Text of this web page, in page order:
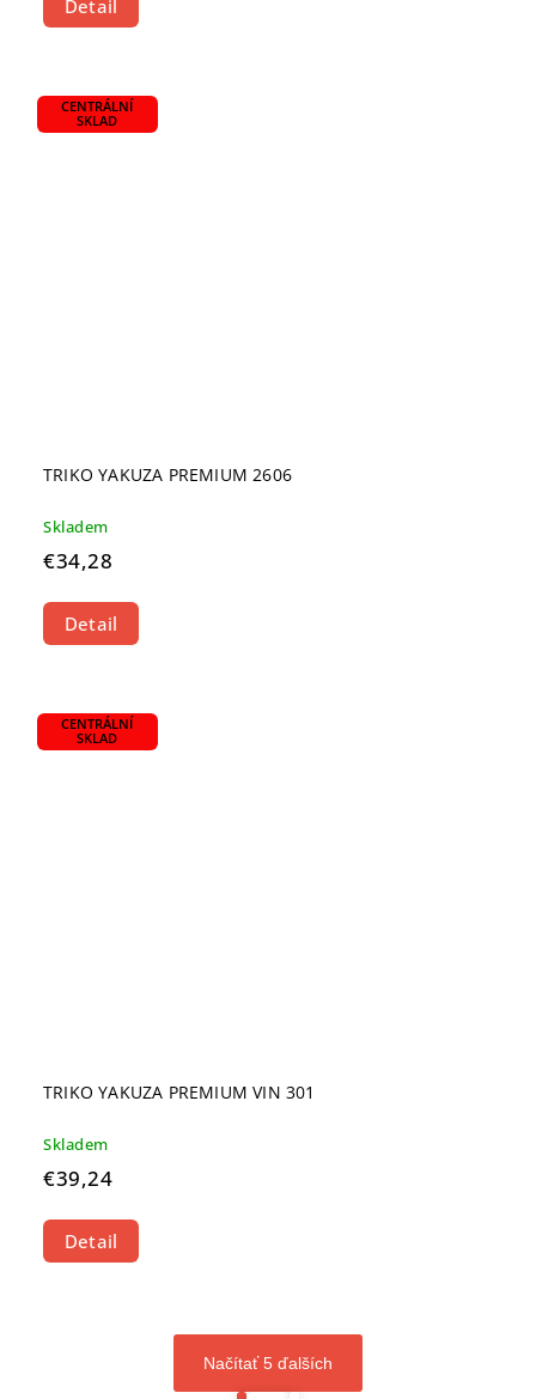
Detail
CENTRÁLNÍ
SKLAD
TRIKO YAKUZA PREMIUM 2606
Skladem
€34,28
Detail
CENTRÁLNÍ
SKLAD
TRIKO YAKUZA PREMIUM VIN 301
Skladem
€39,24
Detail
Načítať 5 ďalších